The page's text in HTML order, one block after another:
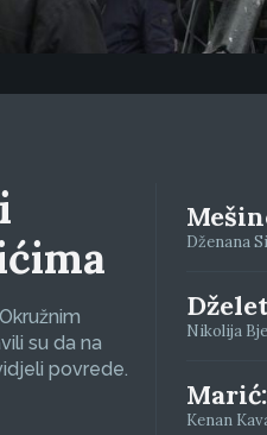
su da na
povrede.
Dženana
Nikolija
Kenan